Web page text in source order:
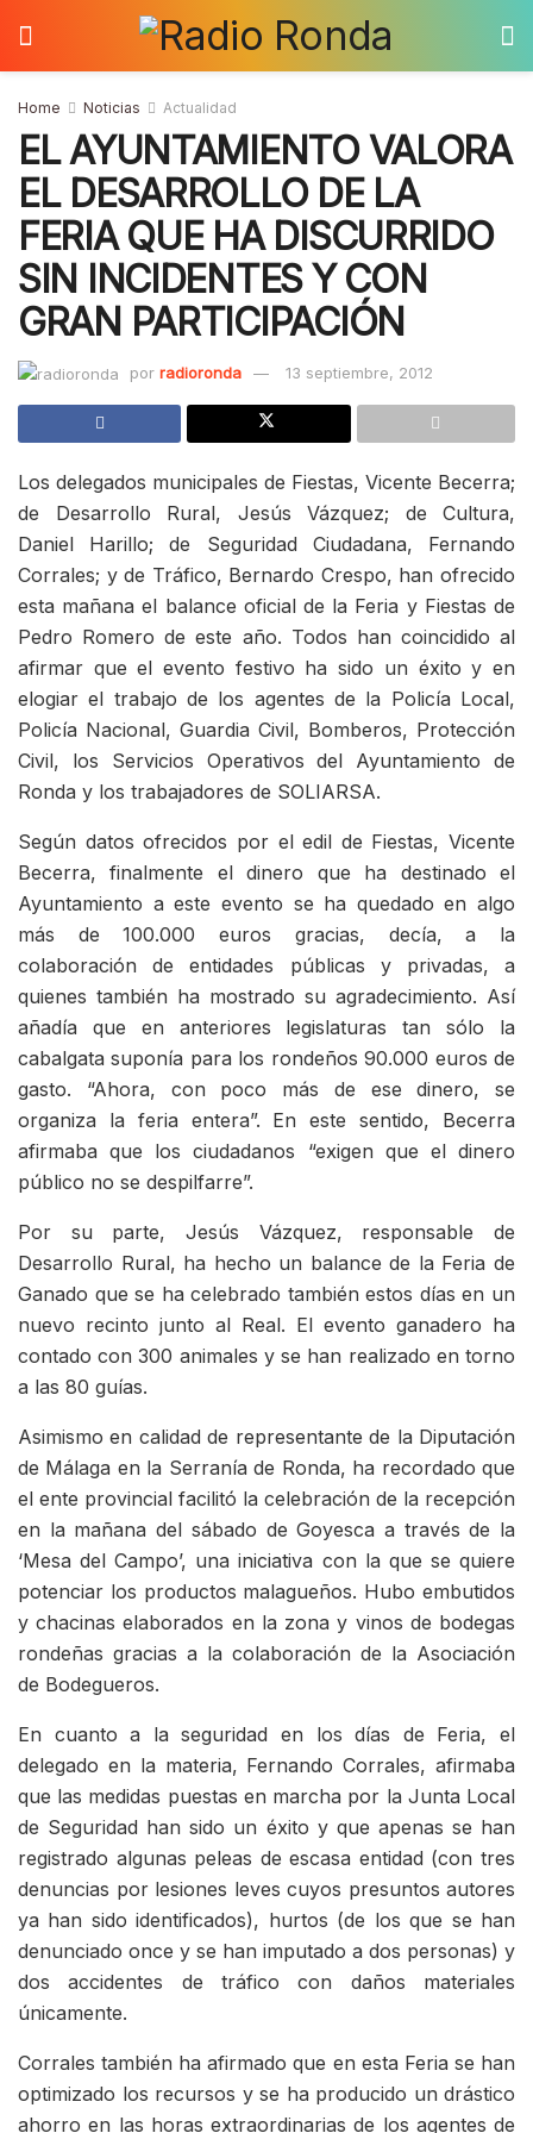
Home Noticias Actualidad
EL AYUNTAMIENTO VALORA
EL DESARROLLO DE LA
FERIA QUE HA DISCURRIDO
SIN INCIDENTES Y CON
GRAN PARTICIPACIÓN
por radioronda 13 septiembre, 2012
Los delegados municipales de Fiestas, Vicente Becerra;
de Desarrollo Rural, Jesús Vázquez; de Cultura,
Daniel Harillo; de Seguridad Ciudadana, Fernando
Corrales; y de Tráfico, Bernardo Crespo, han ofrecido
esta mañana el balance oficial de la Feria y Fiestas de
Pedro Romero de este año. Todos han coincidido al
afirmar que el evento festivo ha sido un éxito y en
elogiar el trabajo de los agentes de la Policía Local,
Policía Nacional, Guardia Civil, Bomberos, Protección
Civil, los Servicios Operativos del Ayuntamiento de
Ronda y los trabajadores de SOLIARSA.
Según datos ofrecidos por el edil de Fiestas, Vicente
Becerra, finalmente el dinero que ha destinado el
Ayuntamiento a este evento se ha quedado en algo
más de 100.000 euros gracias, decía, a la
colaboración de entidades públicas y privadas, a
quienes también ha mostrado su agradecimiento. Así
añadía que en anteriores legislaturas tan sólo la
cabalgata suponía para los rondeños 90.000 euros de
gasto. “Ahora, con poco más de ese dinero, se
organiza la feria entera”. En este sentido, Becerra
afirmaba que los ciudadanos “exigen que el dinero
público no se despilfarre”.
Por su parte, Jesús Vázquez, responsable de
Desarrollo Rural, ha hecho un balance de la Feria de
Ganado que se ha celebrado también estos días en un
nuevo recinto junto al Real. El evento ganadero ha
contado con 300 animales y se han realizado en torno
a las 80 guías.
Asimismo en calidad de representante de la Diputación
de Málaga en la Serranía de Ronda, ha recordado que
el ente provincial facilitó la celebración de la recepción
en la mañana del sábado de Goyesca a través de la
‘Mesa del Campo’, una iniciativa con la que se quiere
potenciar los productos malagueños. Hubo embutidos
y chacinas elaborados en la zona y vinos de bodegas
rondeñas gracias a la colaboración de la Asociación
de Bodegueros.
En cuanto a la seguridad en los días de Feria, el
delegado en la materia, Fernando Corrales, afirmaba
que las medidas puestas en marcha por la Junta Local
de Seguridad han sido un éxito y que apenas se han
registrado algunas peleas de escasa entidad (con tres
denuncias por lesiones leves cuyos presuntos autores
ya han sido identificados), hurtos (de los que se han
denunciado once y se han imputado a dos personas) y
dos accidentes de tráfico con daños materiales
únicamente.
Corrales también ha afirmado que en esta Feria se han
optimizado los recursos y se ha producido un drástico
ahorro en las horas extraordinarias de los agentes de